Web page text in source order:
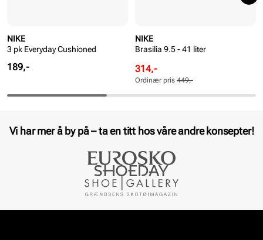
NIKE
3 pk Everyday Cushioned
Pris
189,-
NIKE
Brasilia 9.5 - 41 liter
Rabattert
pris
Pris
314,-
Ordinær
pris
Pris
Ordinær pris 449,-
Vi har mer å by på – ta en titt hos våre andre konsepter!